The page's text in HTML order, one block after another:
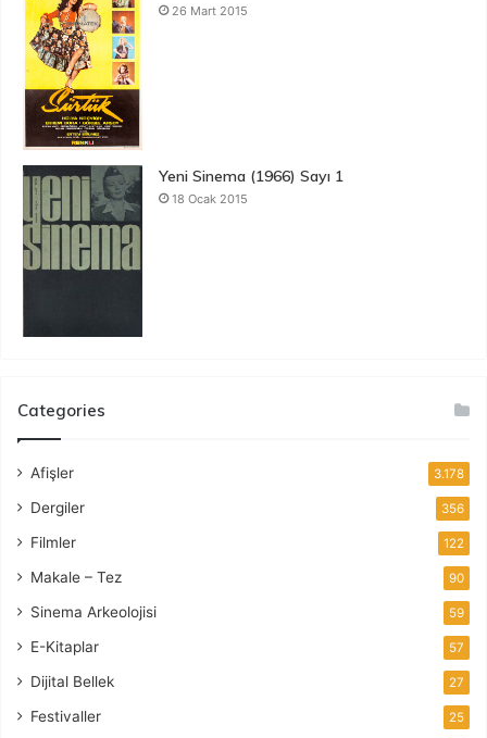
26 Mart 2015
Yeni Sinema (1966) Sayı 1
18 Ocak 2015
Categories
Afişler 3.178
Dergiler 356
Filmler 122
Makale – Tez 90
Sinema Arkeolojisi 59
E-Kitaplar 57
Dijital Bellek 27
Festivaller 25